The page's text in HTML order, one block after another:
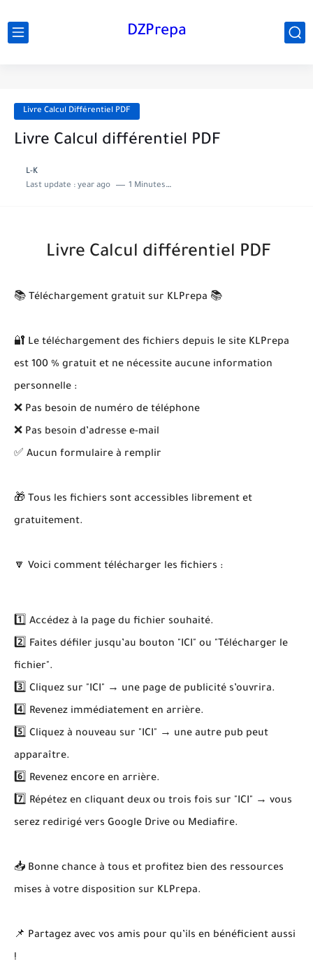
DZPrepa
Livre Calcul Différentiel PDF
Livre Calcul différentiel PDF
L-K
Last update : year ago 1 Minutes to read
Livre Calcul différentiel PDF
📚 Téléchargement gratuit sur KLPrepa 📚
🔐 Le téléchargement des fichiers depuis le site KLPrepa
est 100 % gratuit et ne nécessite aucune information
personnelle :
❌ Pas besoin de numéro de téléphone
❌ Pas besoin d’adresse e-mail
✅ Aucun formulaire à remplir
🎁 Tous les fichiers sont accessibles librement et
gratuitement.
🔽 Voici comment télécharger les fichiers :
1️⃣ Accédez à la page du fichier souhaité.
2️⃣ Faites défiler jusqu’au bouton "ICI" ou "Télécharger le
fichier".
3️⃣ Cliquez sur "ICI" → une page de publicité s’ouvrira.
4️⃣ Revenez immédiatement en arrière.
5️⃣ Cliquez à nouveau sur "ICI" → une autre pub peut
apparaître.
6️⃣ Revenez encore en arrière.
7️⃣ Répétez en cliquant deux ou trois fois sur "ICI" → vous
serez redirigé vers Google Drive ou Mediafire.
📥 Bonne chance à tous et profitez bien des ressources
mises à votre disposition sur KLPrepa.
📌 Partagez avec vos amis pour qu’ils en bénéficient aussi
!